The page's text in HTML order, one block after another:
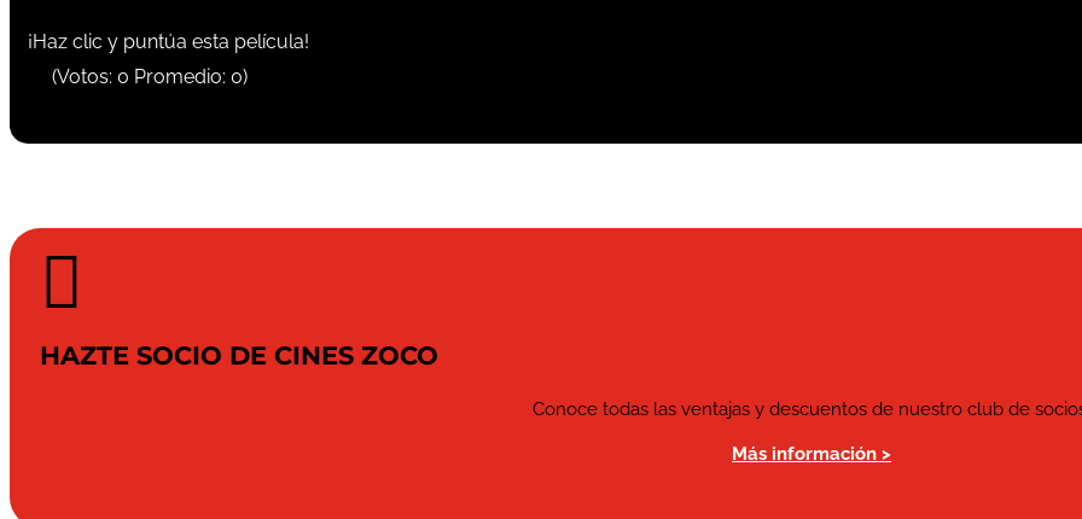
¡Haz clic y puntúa esta película!
(Votos: 0 Promedio: 0)

HAZTE SOCIO DE CINES ZOCO
Conoce todas las ventajas y descuentos de nuestro club de
Más información >